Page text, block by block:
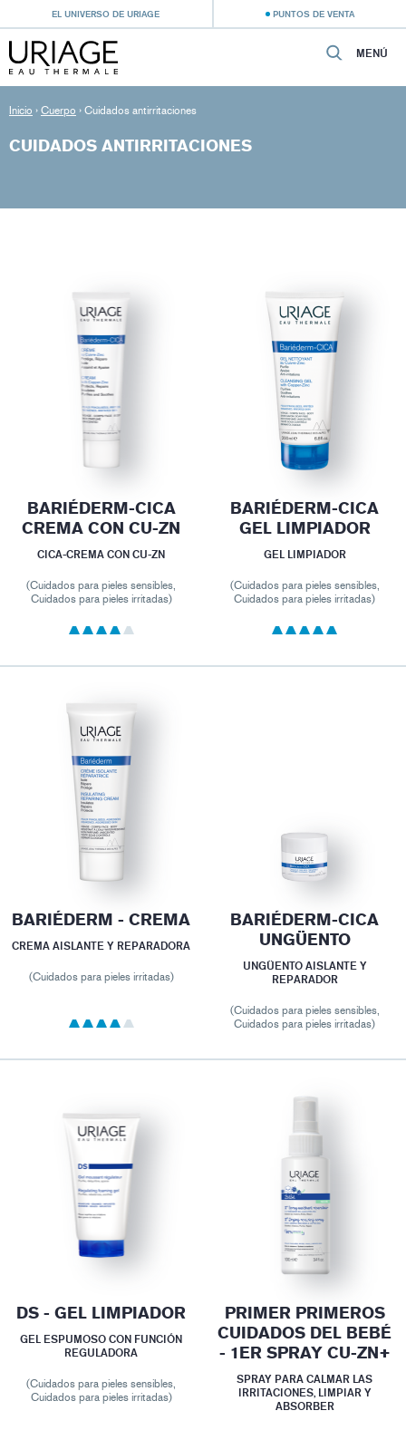
EL UNIVERSO DE URIAGE PUNTOS DE VENTA
MENÚ
Inicio › Cuerpo › Cuidados antirritaciones
CUIDADOS ANTIRRITACIONES
BARIÉDERM-CICA
CREMA CON CU-ZN
CICA-CREMA CON CU-ZN
(Cuidados para pieles sensibles,
Cuidados para pieles irritadas)
BARIÉDERM-CICA
GEL LIMPIADOR
GEL LIMPIADOR
(Cuidados para pieles sensibles,
Cuidados para pieles irritadas)
BARIÉDERM - CREMA
CREMA AISLANTE Y REPARADORA
(Cuidados para pieles irritadas)
BARIÉDERM-CICA
UNGÜENTO
UNGÜENTO AISLANTE Y
REPARADOR
(Cuidados para pieles sensibles,
Cuidados para pieles irritadas)
DS - GEL LIMPIADOR
GEL ESPUMOSO CON FUNCIÓN
REGULADORA
(Cuidados para pieles sensibles,
Cuidados para pieles irritadas)
PRIMER PRIMEROS
CUIDADOS DEL BEBÉ
- 1ER SPRAY CU-ZN+
SPRAY PARA CALMAR LAS
IRRITACIONES, LIMPIAR Y
ABSORBER